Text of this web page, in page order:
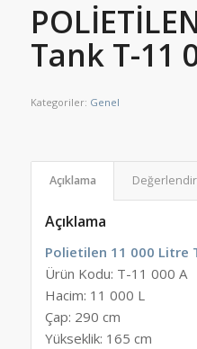
Tank T-11
Kategoriler: Genel
Açıklama
Açıklama
Polietilen 11 000 Litre
Ürün Kodu: T-11 000 A
Hacim: 11 000 L
Çap: 290 cm
Yükseklik: 165 cm